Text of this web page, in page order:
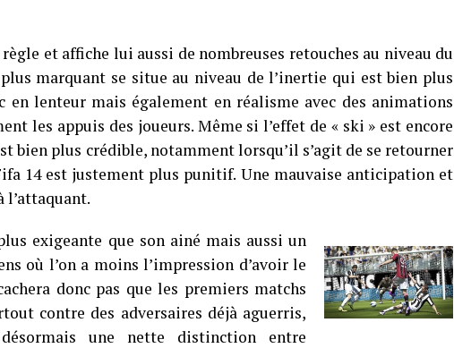
règle et affiche lui aussi de nombreuses retouches au niveau du
marquant se situe au niveau de l’inertie qui est bien plus
en lenteur mais également en réalisme avec des animations
les appuis des joueurs. Même si l’effet de « ski » est encore
bien plus crédible, notamment lorsqu’il s’agit de se retourner
14 est justement plus punitif. Une mauvaise anticipation et
l’attaquant.
exigeante que son ainé mais aussi un
où l’on a moins l’impression d’avoir le
donc pas que les premiers matchs
contre des adversaires déjà aguerris,
une nette distinction entre